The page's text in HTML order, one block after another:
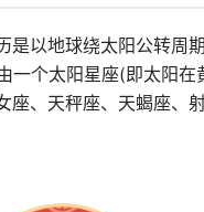
是以地球绕太阳公转周
一个太阳星座(即太阳
、天秤座、天蝎座、